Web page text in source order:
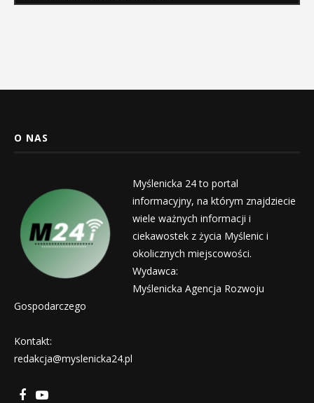
O NAS
Myślenicka 24 to portal
informacyjny, na którym znajdziecie
wiele ważnych informacji i
ciekawostek z życia Myślenic i
okolicznych miejscowości.
Wydawca:
Myślenicka Agencja Rozwoju
Gospodarczego
Kontakt:
redakcja@myslenicka24.pl